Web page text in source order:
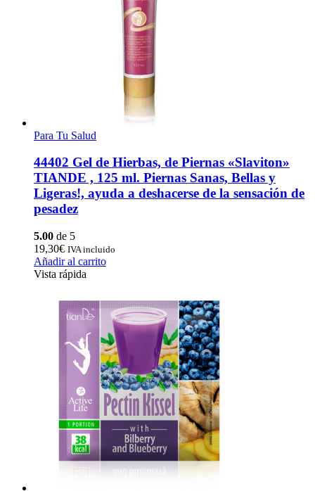
Para Tu Salud
44402 Gel de Hierbas, de Piernas «Slaviton»
TIANDE , 125 ml. Piernas Sanas, Bellas y
Ligeras!, ayuda a deshacerse de la sensación de
pesadez
5.00 de 5
19,30€ IVA incluido
Añadir al carrito
Vista rápida